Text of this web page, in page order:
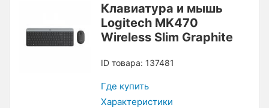
Клавиатура и мышь
Logitech MK470
Wireless Slim Graphite
ID товара: 137481
Где купить
Характеристики